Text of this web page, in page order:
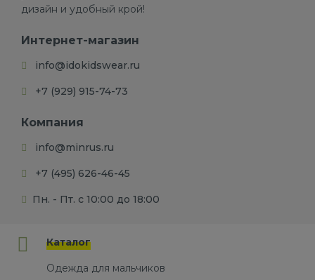
дизайн и удобный крой!
Интернет-магазин
info@idokidswear.ru
+7 (929) 915-74-73
Компания
info@minrus.ru
+7 (495) 626-46-45
Пн. - Пт. с 10:00 до 18:00
Каталог
Одежда для мальчиков